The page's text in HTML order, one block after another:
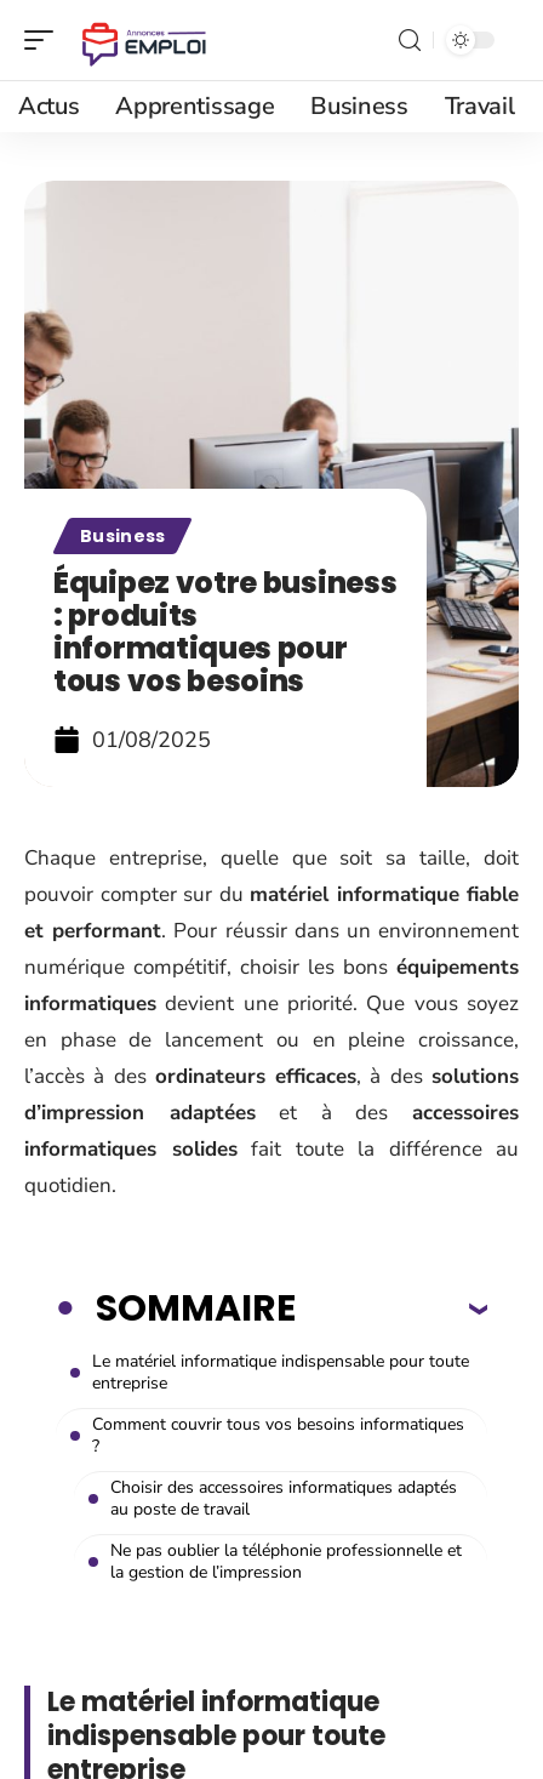
Actus Apprentissage Business Travail
Business
Équipez votre business
: produits
informatiques pour
tous vos besoins
01/08/2025
Chaque entreprise, quelle que soit sa taille, doit
pouvoir compter sur du matériel informatique fiable
et performant. Pour réussir dans un environnement
numérique compétitif, choisir les bons équipements
informatiques devient une priorité. Que vous soyez
en phase de lancement ou en pleine croissance,
l’accès à des ordinateurs efficaces, à des solutions
d’impression adaptéeset à desaccessoires
informatiques solidesfait toute la différence au
quotidien.
SOMMAIRE
Le matériel informatique indispensable pour toute
entreprise
Comment couvrir tous vos besoins informatiques
?
Choisir des accessoires informatiques adaptés
au poste de travail
Ne pas oublier la téléphonie professionnelle et
la gestion de l’impression
Le matériel informatique
indispensable pour toute
entreprise